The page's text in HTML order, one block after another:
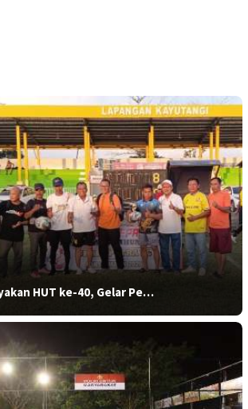
HUT ke-40, Gelar Pe…